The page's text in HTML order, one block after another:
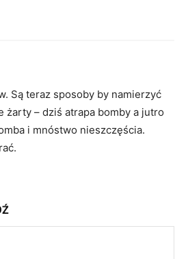
Są teraz sposoby by namierzyć
żarty – dziś atrapa bomby a jutro
i mnóstwo nieszczęścia.